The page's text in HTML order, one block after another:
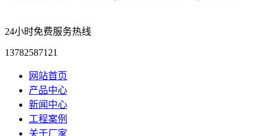
24小时免费服务热线
13782587121
网站首页
产品中心
新闻中心
工程案例
关于厂家